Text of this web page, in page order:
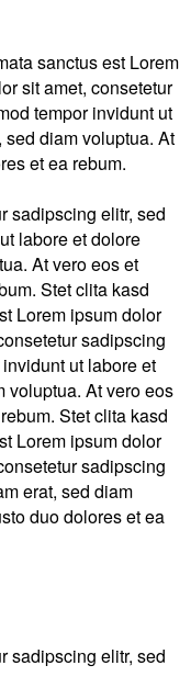
sanctus est Lorem
sit amet, consetetur
tempor invidunt ut
diam voluptua. At
et ea rebum.
sadipscing elitr, sed
labore et dolore
At vero eos et
Stet clita kasd
Lorem ipsum dolor
sadipscing
ut labore et
voluptua. At vero eos
Stet clita kasd
Lorem ipsum dolor
sadipscing
erat, sed diam
duo dolores et ea
sadipscing elitr, sed